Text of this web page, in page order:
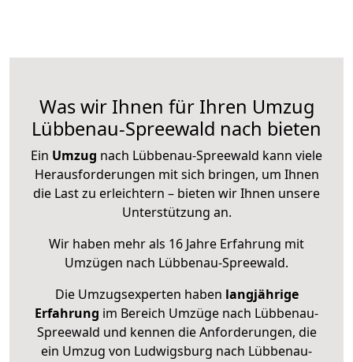
Was wir Ihnen für Ihren Umzug
Lübbenau-Spreewald nach bieten
Ein Umzug nach Lübbenau-Spreewald kann viele
Herausforderungen mit sich bringen, um Ihnen
die Last zu erleichtern – bieten wir Ihnen unsere
Unterstützung an.
Wir haben mehr als 16 Jahre Erfahrung mit
Umzügen nach Lübbenau-Spreewald.
Die Umzugsexperten haben langjährige
Erfahrung im Bereich Umzüge nach Lübbenau-
Spreewald und kennen die Anforderungen, die
ein Umzug von Ludwigsburg nach Lübbenau-